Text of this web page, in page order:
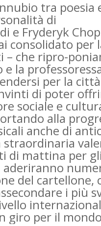
tra poesia
di
e Fryderyk
consolidato
– che ripro-
la
per la
di poter
sociale e
alla
anche di
straordinaria
di mattina per
aderiranno
del
i più
giro per il